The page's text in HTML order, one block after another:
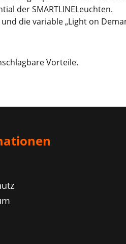
der SMARTLINELeuchten.
die variable „Light on
Vorteile.